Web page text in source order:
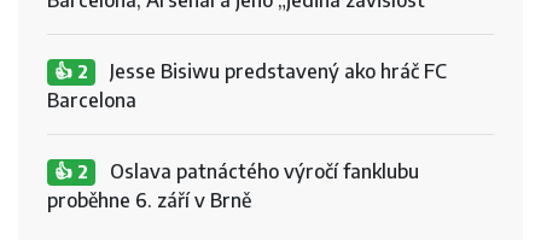
👍 2
Jesse Bisiwu predstavený ako hráč FC
Barcelona
👍 2
Oslava patnáctého výročí fanklubu
proběhne 6. září v Brně